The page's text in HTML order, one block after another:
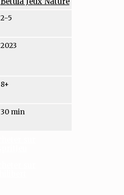
2-5
2023
8+
30 min